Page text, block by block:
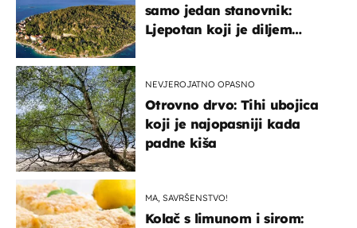
samo jedan stanovnik:
Ljepotan koji je diljem
NEVJEROJATNO OPASNO
Otrovno drvo: Tihi ubojica
koji je najopasniji kada
padne kiša
MA, SAVRŠENSTVO!
Kolač s limunom i sirom: